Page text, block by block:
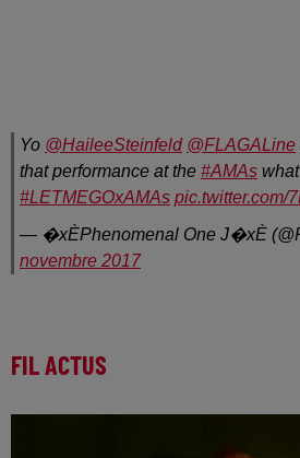
Yo @HaileeSteinfeld @FLAGALine
that performance at the #AMAs
#LETMEGOxAMAs pic.twitter.com/
— �xÈPhenomenal One J�xÈ
novembre 2017
FIL ACTUS